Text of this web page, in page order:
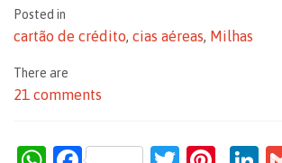
Posted in
cartão de crédito, cias aéreas, Milhas
There are
21 comments